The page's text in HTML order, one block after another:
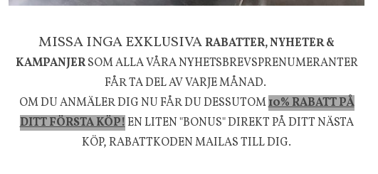
INFO KÖP INFO KÖP
Till kassan
FÖLJ OSS PÅ INSTAGRAM @JBHOME
MISSA INGA EXKLUSIVARABATTER, NYHETER &
KAMPANJERSOM ALLA VÅRA NYHETSBREVSPRENUMERANTER
FÅR TA DEL AV VARJE MÅNAD.
OM DU ANMÄLER DIG NU FÅR DU DESSUTOM10% RABATT PÅ
DITT FÖRSTA KÖP!EN LITEN "BONUS" DIREKT PÅ DITT NÄSTA
KÖP, RABATTKODEN MAILAS TILL DIG.